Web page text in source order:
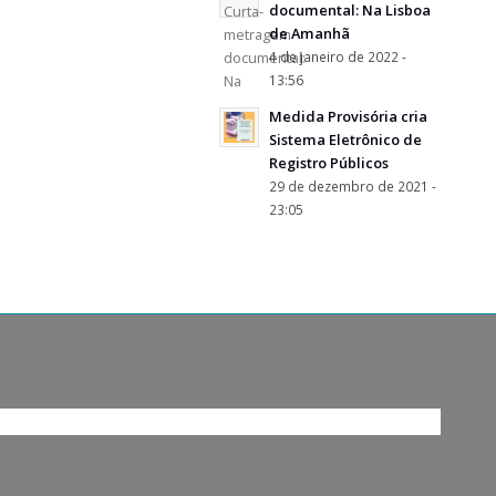
documental: Na Lisboa
de Amanhã
4 de janeiro de 2022 -
13:56
Medida Provisória cria
Sistema Eletrônico de
Registro Públicos
29 de dezembro de 2021 -
23:05